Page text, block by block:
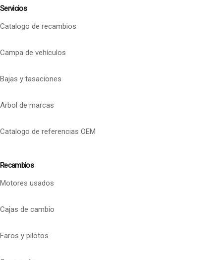
Servicios
Catalogo de recambios
Campa de vehículos
Bajas y tasaciones
Arbol de marcas
Catalogo de referencias OEM
Recambios
Motores usados
Cajas de cambio
Faros y pilotos